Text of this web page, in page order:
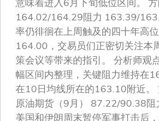
意味着进入6月下旬低位区间。
164.02/164.29阻力 163.39/
率仍徘徊在上周触及的四十年高
164.00，交易员们正密切关注本
策会议等带来的指引。 分析师观
幅区间内整理，关键阻力维持在
在10日均线所在的163.10附近
原油期货（9月） 87.22/90.38
美国和伊朗周末暂停军事打击后